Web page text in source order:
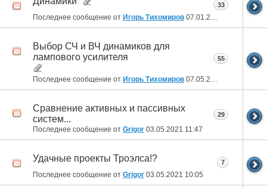
Последнее сообщение от Игорь Тихомиров 07.01.2022
33
Выбор СЧ и ВЧ динамиков для
лампового усилителя
Последнее сообщение от Игорь Тихомиров 07.05.2021
55
Сравнение активных и пассивных
систем...
Последнее сообщение от Grigor 03.05.2021 11:47
29
Удачные проекты Троэлса!?
Последнее сообщение от Grigor 03.05.2021 10:05
7